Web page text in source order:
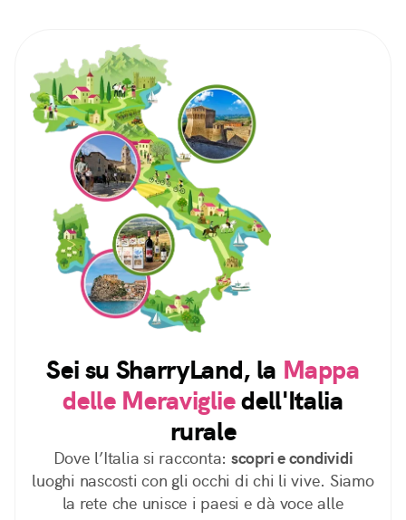
Sei su SharryLand, la Mappa
delle Meravigliedell'Italia
rurale
Dove l’Italia si racconta: scopri e condividi
luoghi nascosti con gli occhi di chi li vive. Siamo
la rete che unisce i paesi e dà voce alle